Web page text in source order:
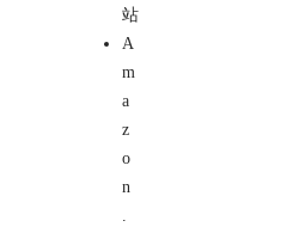
站
A
m
a
z
o
n